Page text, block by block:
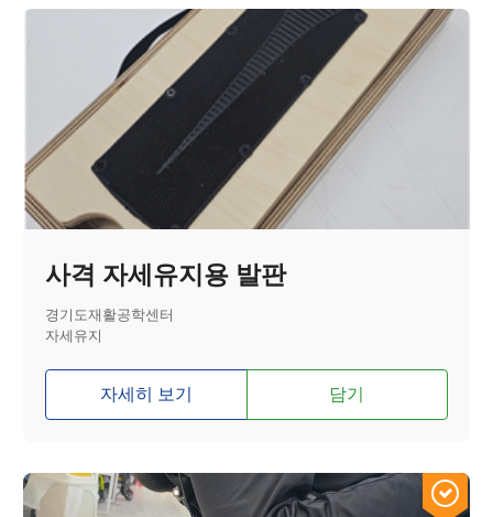
사격 자세유지용 발판
경기도재활공학센터
자세유지
자세히 보기 담기